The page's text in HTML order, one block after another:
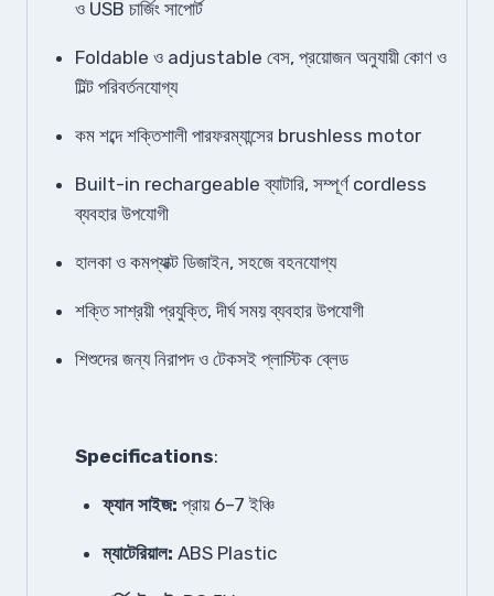
ও USB চার্জিং সাপোর্ট
Foldable ও adjustable বেস, প্রয়োজন অনুযায়ী কোণ ও
টিল্ট পরিবর্তনযোগ্য
কম শব্দে শক্তিশালী পারফরম্যান্সের brushless motor
Built-in rechargeable ব্যাটারি, সম্পূর্ণ cordless
ব্যবহার উপযোগী
হালকা ও কমপ্যাক্ট ডিজাইন, সহজে বহনযোগ্য
শক্তি সাশ্রয়ী প্রযুক্তি, দীর্ঘ সময় ব্যবহার উপযোগী
শিশুদের জন্য নিরাপদ ও টেকসই প্লাস্টিক ব্লেড
Specifications:
ফ্যান সাইজ: প্রায় 6–7 ইঞ্চি
ম্যাটেরিয়াল: ABS Plastic